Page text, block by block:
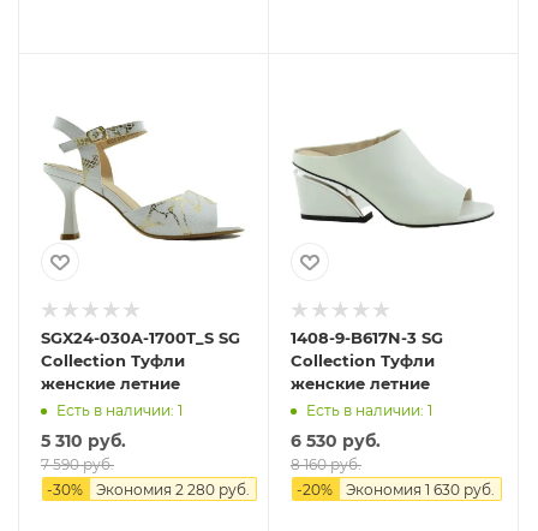
SGX24-030A-1700T_S SG
Collection Туфли
женские летние
Есть в наличии: 1
5 310 руб.
7 590 руб.
-30% Экономия 2 280 руб.
1408-9-B617N-3 SG
Collection Туфли
женские летние
Есть в наличии: 1
6 530 руб.
8 160 руб.
-20% Экономия 1 630 руб.